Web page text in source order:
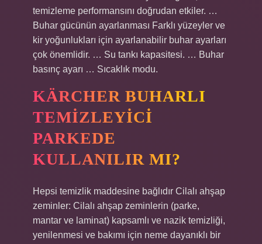
temizleme performansını doğrudan etkiler. …
Buhar gücünün ayarlanması Farklı yüzeyler ve
kir yoğunlukları için ayarlanabilir buhar ayarları
çok önemlidir. … Su tankı kapasitesi. … Buhar
basınç ayarı … Sıcaklık modu.
KÄRCHER BUHARLI
TEMIZLEYICI
PARKEDE
KULLANILIR MI?
Hepsi temizlik maddesine bağlıdır Cilalı ahşap
zeminler: Cilalı ahşap zeminlerin (parke,
mantar ve laminat) kapsamlı ve nazik temizliği,
yenilenmesi ve bakımı için neme dayanıklı bir